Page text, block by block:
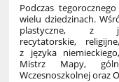
Podczas
wielu dziedzinach.
plastyczne, z
recytatorskie,
z języka
Mistrz Mapy,
Wczesnoszkolnej oraz